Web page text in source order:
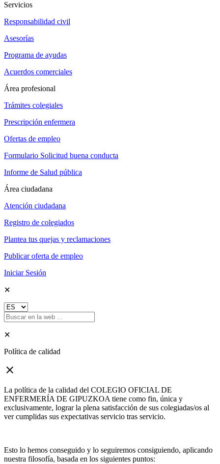
Servicios
Responsabilidad civil
Asesorías
Programa de ayudas
Acuerdos comerciales
Área profesional
Trámites colegiales
Prescripción enfermera
Ofertas de empleo
Formulario Solicitud buena conducta
Informe de Salud pública
Área ciudadana
Atención ciudadana
Registro de colegiados
Plantea tus quejas y reclamaciones
Publicar oferta de empleo
Iniciar Sesión
✕
✕
Política de calidad
close
La política de la calidad del COLEGIO OFICIAL DE
ENFERMERÍA DE GIPUZKOA tiene como fin, única y
exclusivamente, lograr la plena satisfacción de sus colegiadas/os al
ver cumplidas sus expectativas servicio tras servicio.
Esto lo hemos conseguido y lo seguiremos consiguiendo, aplicando
nuestra filosofía, basada en los siguientes puntos: